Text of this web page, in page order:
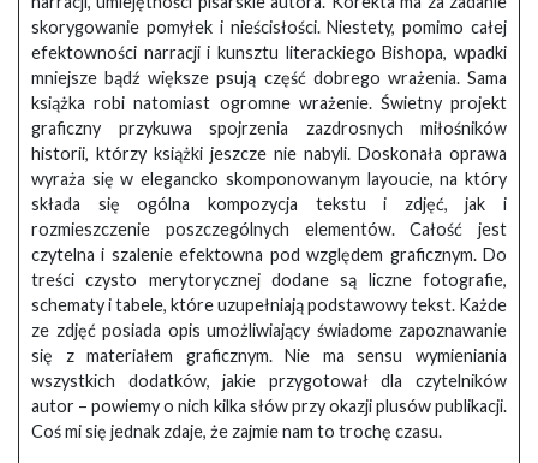
skorygowanie pomyłek i nieścisłości. Niestety, pomimo całej
efektowności narracji i kunsztu literackiego Bishopa, wpadki
mniejsze bądź większe psują część dobrego wrażenia. Sama
książka robi natomiast ogromne wrażenie. Świetny projekt
graficzny przykuwa spojrzenia zazdrosnych miłośników
historii, którzy książki jeszcze nie nabyli. Doskonała oprawa
wyraża się w elegancko skomponowanym layoucie, na który
składa się ogólna kompozycja tekstu i zdjęć, jak i
rozmieszczenie poszczególnych elementów. Całość jest
czytelna i szalenie efektowna pod względem graficznym. Do
treści czysto merytorycznej dodane są liczne fotografie,
schematy i tabele, które uzupełniają podstawowy tekst. Każde
ze zdjęć posiada opis umożliwiający świadome zapoznawanie
się z materiałem graficznym. Nie ma sensu wymieniania
wszystkich dodatków, jakie przygotował dla czytelników
autor – powiemy o nich kilka słów przy okazji plusów publikacji.
Coś mi się jednak zdaje, że zajmie nam to trochę czasu.